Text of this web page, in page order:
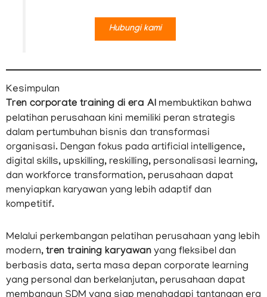
Hubungi kami
Kesimpulan
Tren corporate training di era AI membuktikan bahwa
pelatihan perusahaan kini memiliki peran strategis
dalam pertumbuhan bisnis dan transformasi
organisasi. Dengan fokus pada artificial intelligence,
digital skills, upskilling, reskilling, personalisasi learning,
dan workforce transformation, perusahaan dapat
menyiapkan karyawan yang lebih adaptif dan
kompetitif.
Melalui perkembangan pelatihan perusahaan yang lebih
modern, tren training karyawan yang fleksibel dan
berbasis data, serta masa depan corporate learning
yang personal dan berkelanjutan, perusahaan dapat